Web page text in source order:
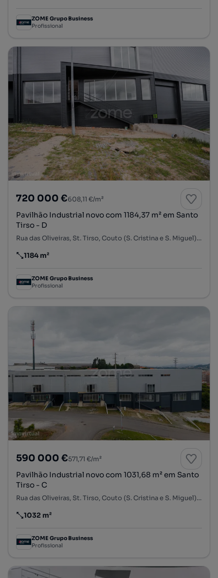
ZOME Grupo Business
Profissional
720 000 €608,11 €/m²
Pavilhão Industrial novo com 1184,37 m² em Santo
Tirso - D
Rua das Oliveiras, St. Tirso, Couto (S. Cristina e S. Miguel) e Burgães, Santo Tirso, Porto
Preço por metro quadrado
1184 m²
ZOME Grupo Business
Profissional
590 000 €571,71 €/m²
Pavilhão Industrial novo com 1031,68 m² em Santo
Tirso - C
Rua das Oliveiras, St. Tirso, Couto (S. Cristina e S. Miguel) e Burgães, Santo Tirso, Porto
Preço por metro quadrado
1032 m²
ZOME Grupo Business
Profissional